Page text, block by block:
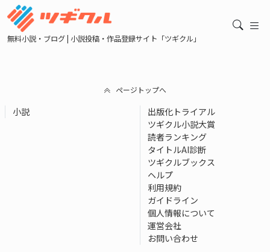
無料小説・ブログ | 小説投稿・作品登録サイト「ツギクル」
ページトップへ
小説
出版化トライアル
ツギクル小説大賞
読者ランキング
タイトルAI診断
ツギクルブックス
ヘルプ
利用規約
ガイドライン
個人情報について
運営会社
お問い合わせ